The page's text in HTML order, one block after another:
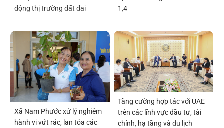
động thị trường đất đai
1,4
Xã Nam Phước xử lý nghiêm
hành vi vứt rác, lan tỏa các
Tăng cường hợp tác với UAE
trên các lĩnh vực đầu tư, tài
chính, hạ tầng và du lịch